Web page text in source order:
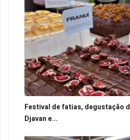
Festival de fatias, degustação
Djavan e...